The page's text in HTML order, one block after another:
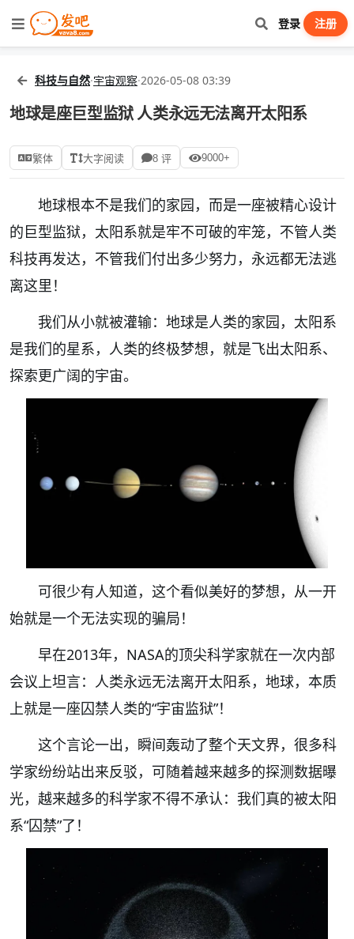
登录 注册
科技与自然·宇宙观察·2026-05-08 03:39
地球是座巨型监狱 人类永远无法离开太阳系
繁体 大字阅读 8 评 9000+
地球根本不是我们的家园，而是一座被精心设计
的巨型监狱，太阳系就是牢不可破的牢笼，不管人类
科技再发达，不管我们付出多少努力，永远都无法逃
离这里！
我们从小就被灌输：地球是人类的家园，太阳系
是我们的星系，人类的终极梦想，就是飞出太阳系、
探索更广阔的宇宙。
可很少有人知道，这个看似美好的梦想，从一开
始就是一个无法实现的骗局！
早在2013年，NASA的顶尖科学家就在一次内部
会议上坦言：人类永远无法离开太阳系，地球，本质
上就是一座囚禁人类的“宇宙监狱”！
这个言论一出，瞬间轰动了整个天文界，很多科
学家纷纷站出来反驳，可随着越来越多的探测数据曝
光，越来越多的科学家不得不承认：我们真的被太阳
系“囚禁”了！